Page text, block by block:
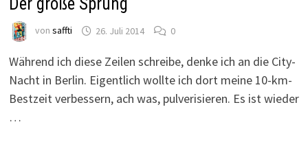
Der große Sprung
von saffti 26. Juli 2014 0
Während ich diese Zeilen schreibe, denke ich an die City-
Nacht in Berlin. Eigentlich wollte ich dort meine 10-km-
Bestzeit verbessern, ach was, pulverisieren. Es ist wieder
…